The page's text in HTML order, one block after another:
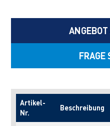
FRAGE
Artikel-
Nr.
Beschreibung